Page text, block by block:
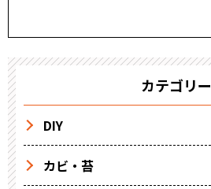
カテゴリー
DIY
カビ・苔